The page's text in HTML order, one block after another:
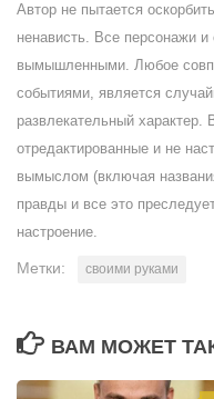
Автор не пытается
ненависть. Все персонажи
вымышленными. Любое
событиями, является
развлекательный характер.
отредактированные и не
вымыслом (включая
правды и все это
настроение.
Метки: своими руками
ВАМ МОЖЕТ